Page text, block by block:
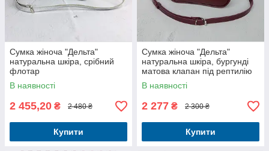
Сумка жіноча "Дельта"
натуральна шкіра, срібний
флотар
В наявності
2 455,20 ₴ 2 480 ₴
Купити
Сумка жіноча "Дельта"
натуральна шкіра, бургунді
матова клапан під рептилію
В наявності
2 277 ₴ 2 300 ₴
Купити